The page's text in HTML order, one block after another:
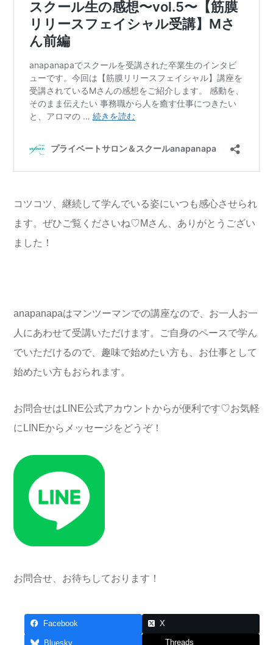
コツコツ、継続して学んでいる姿にいつも感心させられ
ます。ぜひご覧くださいね♡Mさん、ありがとうござい
ました！
anapanapaはマンツーマンでの講座なので、お一人お一
人にあわせて受講いただけます。ご自身のペースで学ん
でいただけるので、趣味で始めたい方も、お仕事として
始めたい方もおられます。
お問合せは LINE公式アカウントからが便利です♡お気軽
に LINEからメッセージをどうぞ！
お問合せ、お待ちしております！
Facebook X
Bluesky Threads